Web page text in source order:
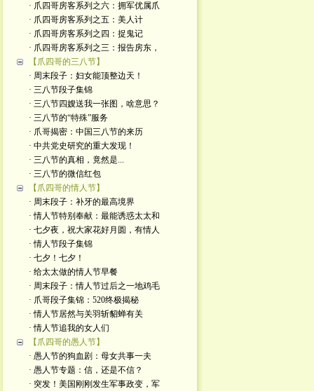
· 爪四哥房客系列之六：拥军优属爪
· 爪四哥房客系列之五：美人计
· 爪四哥房客系列之四：捉鬼记
· 爪四哥房客系列之三：报告房东，
【爪四哥的三八节】
· 周末段子：妇女能顶整边天！
· 三八节段子集锦
· 三八节四嫂送我一张图，啥意思？
· 三八节的“特殊”服务
· 爪哥揭密：中国三八节的来历
· 中共党史研究的重大发现！
· 三八节的真相，竟然是...
· 三八节的微信红包
【爪四哥的情人节】
· 周末段子：补牙的最高境界
· 情人节特别奉献：最能诱惑太太和
· 七夕夜，祝大家花好月圆，有情人
· 情人节段子集锦
· 七夕！七夕！
· 给太太做的情人节早餐
· 周末段子：情人节过后之一地鸡毛
· 爪哥段子集锦：520终极揭秘
· 情人节居然与关羽斩貂蝉有关
· 情人节追我的女人们
【爪四哥的愚人节】
· 愚人节的狗血剧：母女共事一夫
· 愚人节专题：信，还是不信？
· 突发！美国刚刚发生军事政变，军